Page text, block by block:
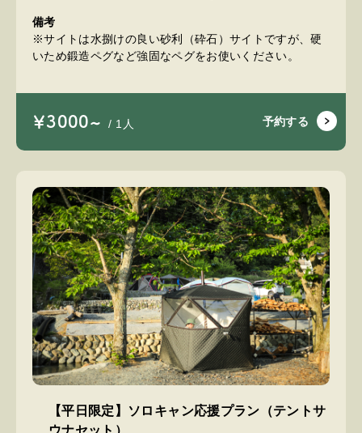
備考
※サイトは水捌けの良い砂利（砕石）サイトですが、硬
いため鍛造ペグなど強固なペグをお使いください。
￥3000~ / 1人 予約する
【平日限定】ソロキャン応援プラン（テントサ